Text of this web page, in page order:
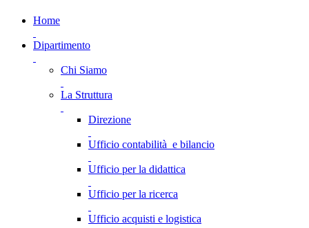
Home
Dipartimento
Chi Siamo
La Struttura
Direzione
Ufficio contabilità e bilancio
Ufficio per la didattica
Ufficio per la ricerca
Ufficio acquisti e logistica